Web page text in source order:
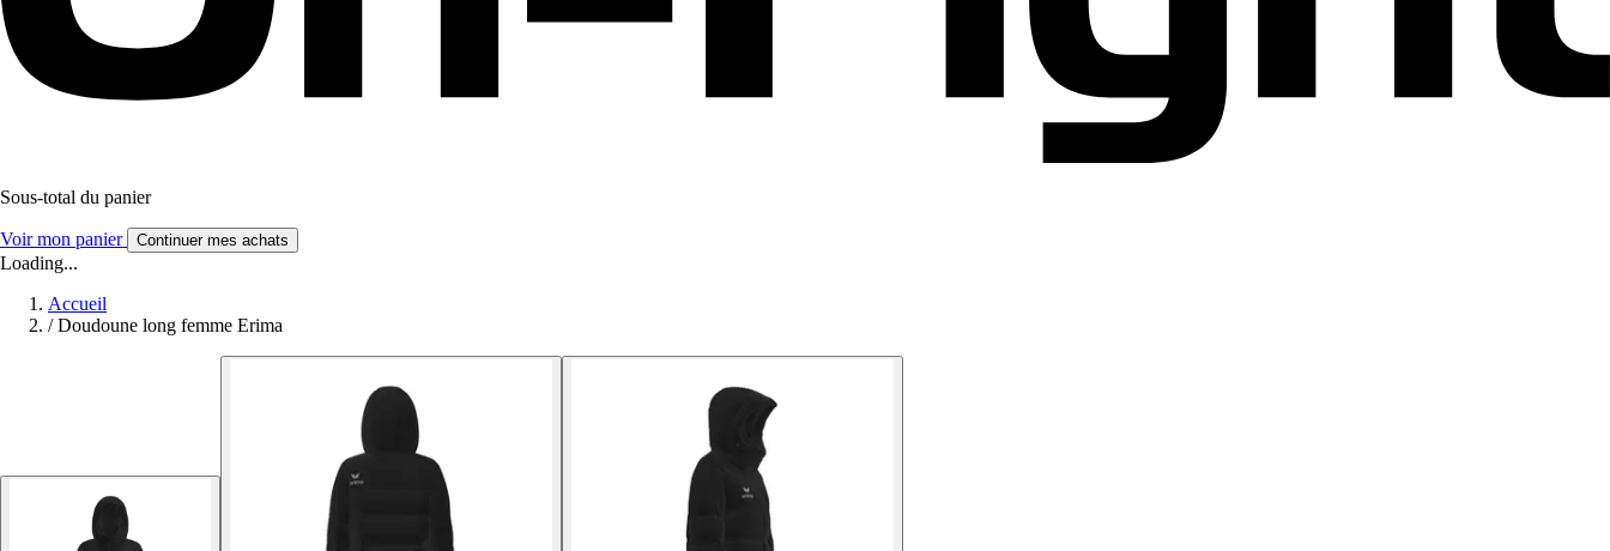
Sous-total du panier
Voir mon panier Continuer mes achats
Loading...
Accueil
/ Doudoune long femme Erima